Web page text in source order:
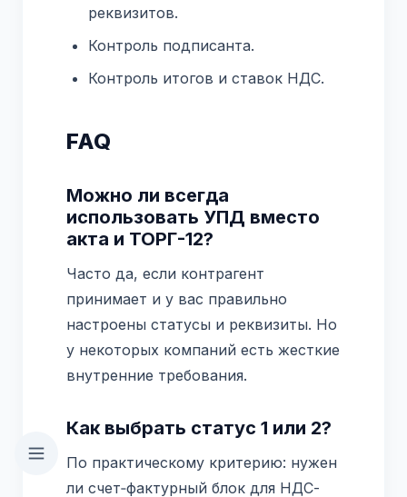
реквизитов.
Контроль подписанта.
Контроль итогов и ставок НДС.
FAQ
Можно ли всегда
использовать УПД вместо
акта и ТОРГ-12?
Часто да, если контрагент
принимает и у вас правильно
настроены статусы и реквизиты. Но
у некоторых компаний есть жесткие
внутренние требования.
Как выбрать статус 1 или 2?
По практическому критерию: нужен
ли счет‑фактурный блок для НДС-